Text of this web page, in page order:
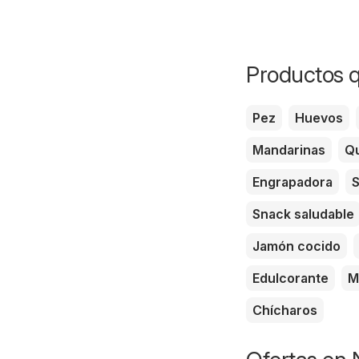
Productos
Pez
Huevos
Mandarinas
Engrapadora
Snack saludable
Jamón cocido
Edulcorante
Chícharos